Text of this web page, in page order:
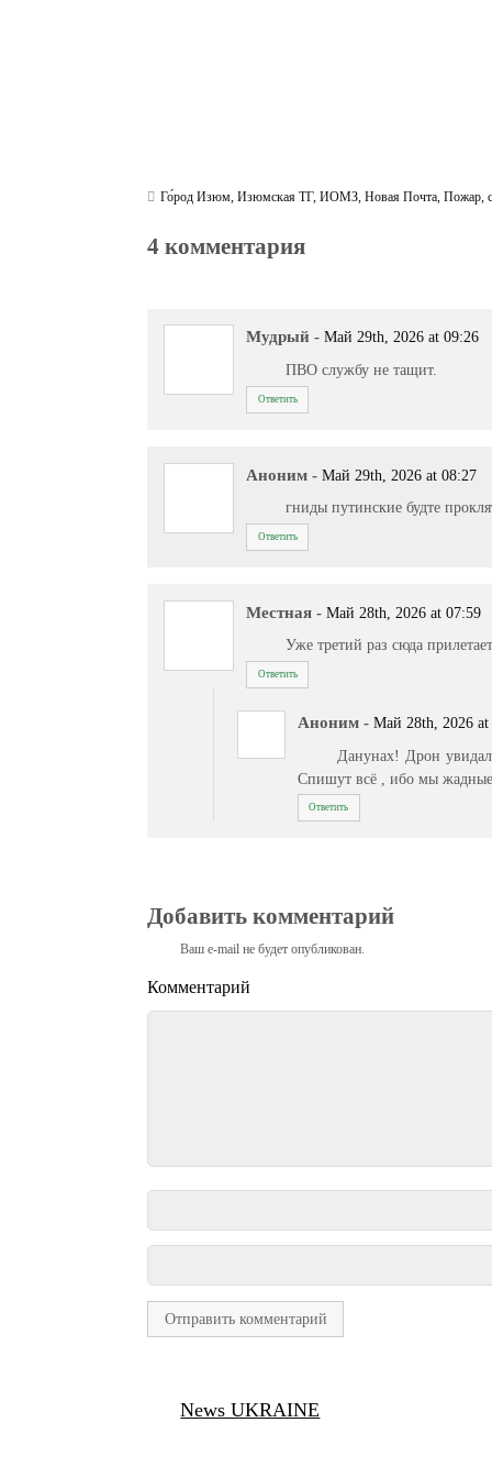
Го́род Изюм,Изюмская ТГ,ИОМЗ,Новая Почта,Пожар,
4 комментария
Мудрый - Май 29th, 2026 at 09:26
ПВО службу не тащит.
Ответить
Аноним - Май 29th, 2026 at 08:27
гниды путинские будте
Ответить
Местная - Май 28th, 2026 at 07:59
Уже третий раз сюда
Ответить
Аноним - Май 28th, 2026 at
Данунах! Дрон
Спишут всё , ибо мы жадные
Ответить
Добавить комментарий
Ваш e-mail не будет опубликован.
Комментарий
News UKRAINE